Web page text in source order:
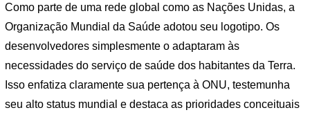
Como parte de uma rede global como as Nações Unidas, a
Organização Mundial da Saúde adotou seu logotipo. Os
desenvolvedores simplesmente o adaptaram às
necessidades do serviço de saúde dos habitantes da Terra.
Isso enfatiza claramente sua pertença à ONU, testemunha
seu alto status mundial e destaca as prioridades conceituais